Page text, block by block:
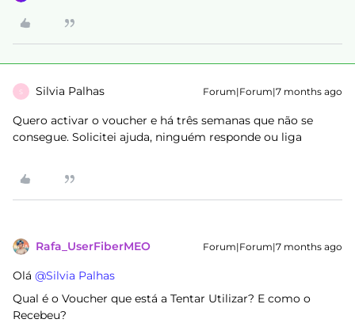
S Silvia Palhas Forum|Forum|7 months ago
Quero activar o voucher e há três semanas que não se
consegue. Solicitei ajuda, ninguém responde ou liga
Rafa_UserFiberMEO Forum|Forum|7 months ago
Olá ​ @Silvia Palhas
Qual é o Voucher que está a Tentar Utilizar? E como o
Recebeu?